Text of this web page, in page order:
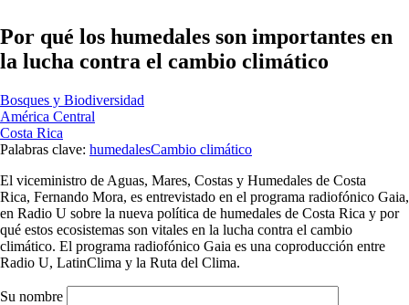
Por qué los humedales son importantes en
la lucha contra el cambio climático
Bosques y Biodiversidad
América Central
Costa Rica
Palabras clave: humedalesCambio climático
El viceministro de Aguas, Mares, Costas y Humedales de Costa
Rica, Fernando Mora, es entrevistado en el programa radiofónico Gaia,
en Radio U sobre la nueva política de humedales de Costa Rica y por
qué estos ecosistemas son vitales en la lucha contra el cambio
climático. El programa radiofónico Gaia es una coproducción entre
Radio U, LatinClima y la Ruta del Clima.
Su nombre